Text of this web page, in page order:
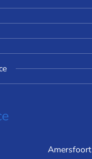
Amersfoort